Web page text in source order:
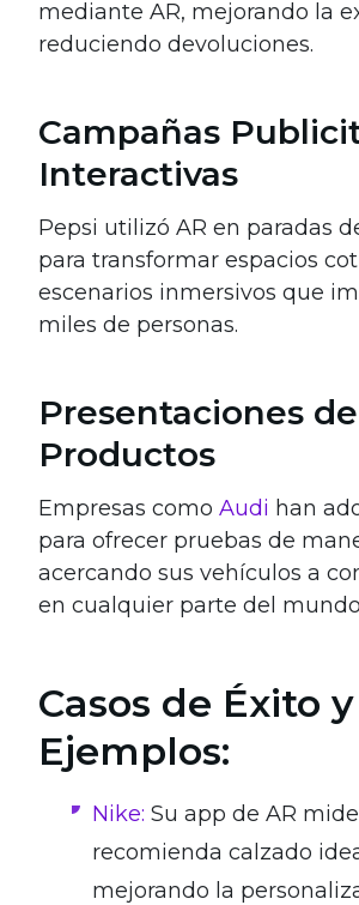
mediante AR, mejorando la
reduciendo devoluciones.
Campañas
Interactivas
Pepsi utilizó AR en paradas
para transformar espacios
escenarios inmersivos que
miles de personas.
Presentaciones de
Productos
Empresas como Audi han
para ofrecer pruebas de
acercando sus vehículos a
en cualquier parte del
Casos de Éxito y
Ejemplos:
Nike: Su app de AR
recomienda calzado
mejorando la